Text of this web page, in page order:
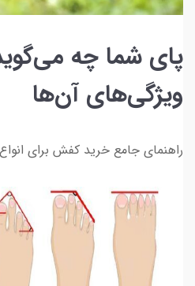
پای شما چه
ویژگی‌های آن‌ها
راهنمای جامع خرید کفش برای